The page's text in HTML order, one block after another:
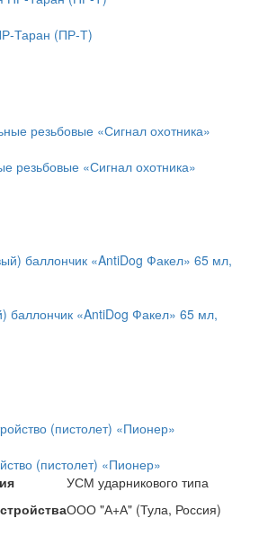
Таран (ПР-Т)
резьбовые «Сигнал охотника»
баллончик «AntiDog Факел» 65 мл,
(пистолет) «Пионер»
УСМ ударникового типа
ООО "А+А" (Тула, Россия)